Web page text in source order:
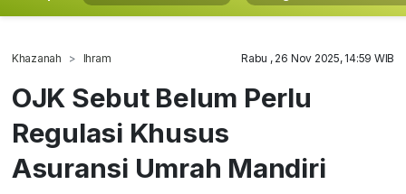
Khazanah Ihram Rabu , 26 Nov 2025, 14:59 WIB
OJK Sebut Belum Perlu
Regulasi Khusus
Asuransi Umrah Mandiri